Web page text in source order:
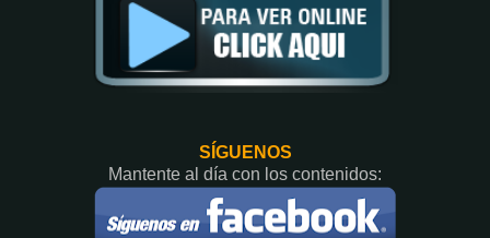
SÍGUENOS
Mantente al día con los contenidos: